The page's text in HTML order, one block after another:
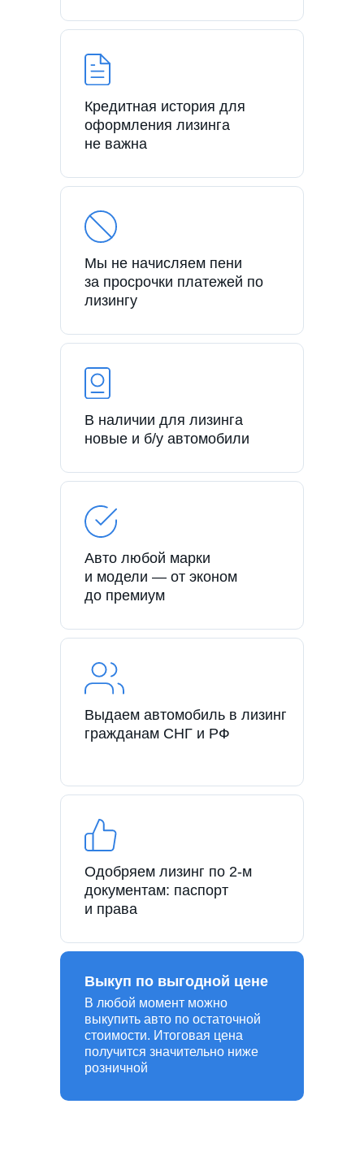
Кредитная история для
оформления лизинга
не важна
Мы не начисляем пени
за просрочки платежей по
лизингу
В наличии для лизинга
новые и б/у автомобили
Авто любой марки
и модели — от эконом
до премиум
Выдаем автомобиль в лизинг
гражданам СНГ и РФ
Одобряем лизинг по 2-м
документам: паспорт
и права
В любой момент можно
выкупить авто по остаточной
стоимости. Итоговая цена
получится значительно ниже
розничной
Выкуп по выгодной цене